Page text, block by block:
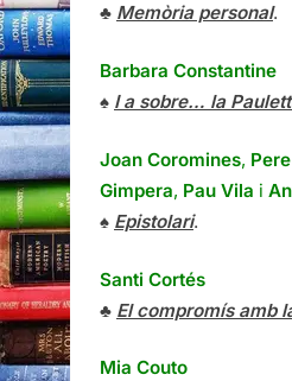
♣ Memòria personal.
Barbara Constantine
♠ I a sobre… la
Joan Coromines,
Gimpera, Pau Vila i
♠ Epistolari.
Santi Cortés
♣ El compromís amb
Mia Couto